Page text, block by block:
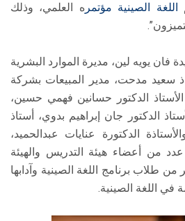
اللغة الصينية مؤتمره العلمي، وذلك
فان يويه لين، مديرة الموارد البشرية
سعيد مدحت، مدير المبيعات بشركة
الدكتور حسانين فهمي حسين،
الدكتور جان إبراهيم بدوي، أستاذ
الدكتورة عنايات عبدالحميد،
من أعضاء هيئة التدريس والهيئة
طلاب برنامج اللغة الصينية وآدابها
في اللغة الصينية.